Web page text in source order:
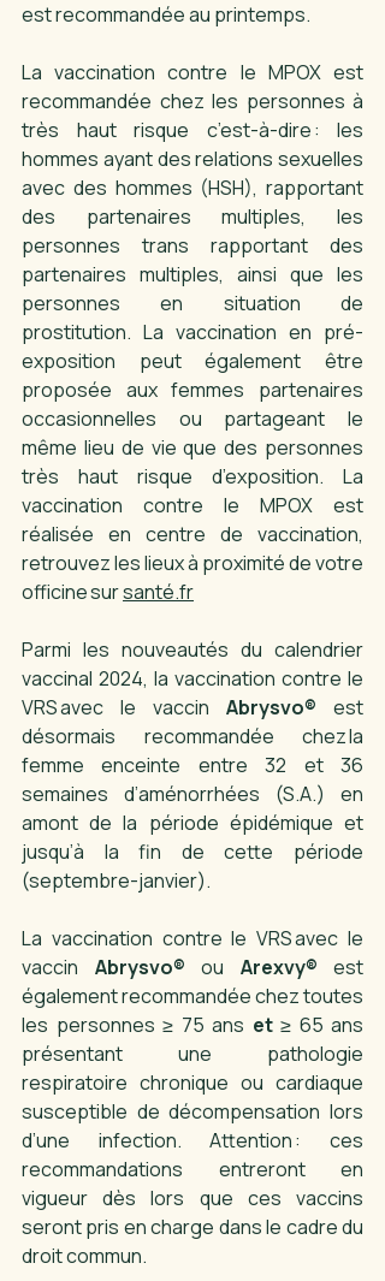
est recommandée au printemps.
La vaccination contre le MPOX est
recommandée chez les personnes à
très haut risque c’est-à-dire : les
hommes ayant des relations sexuelles
avec des hommes (HSH), rapportant
des partenaires multiples, les
personnes trans rapportant des
partenaires multiples, ainsi que les
personnes en situation de
prostitution. La vaccination en pré-
exposition peut également être
proposée aux femmes partenaires
occasionnelles ou partageant le
même lieu de vie que des personnes
très haut risque d’exposition. La
vaccination contre le MPOX est
réalisée en centre de vaccination,
retrouvez les lieux à proximité de votre
officine sur santé.fr
Parmi les nouveautés du calendrier
vaccinal 2024, la vaccination contre le
VRS avec le vaccin Abrysvo® est
désormais recommandée chez la
femme enceinte entre 32 et 36
semaines d’aménorrhées (S.A.) en
amont de la période épidémique et
jusqu’à la fin de cette période
(septembre-janvier).
La vaccination contre le VRS avec le
vaccin Abrysvo® ou Arexvy® est
également recommandée chez toutes
les personnes ≥ 75 ans et ≥ 65 ans
présentant une pathologie
respiratoire chronique ou cardiaque
susceptible de décompensation lors
d’une infection. Attention : ces
recommandations entreront en
vigueur dès lors que ces vaccins
seront pris en charge dans le cadre du
droit commun.